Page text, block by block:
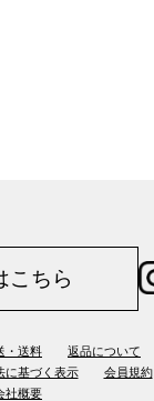
こちら
・送料 返品について
に基づく表示 会員規約
社概要